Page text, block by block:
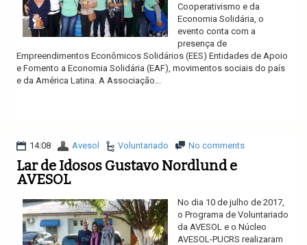
Cooperativismo e da
Economia Solidária, o
evento conta com a
presença de
Empreendimentos Econômicos Solidários (EES) Entidades de Apoio
e Fomento a Economia Solidária (EAF), movimentos sociais do país
e da América Latina. A Associação...
14:08 Avesol Voluntariado No comments
Lar de Idosos Gustavo Nordlund e
AVESOL
No dia 10 de julho de 2017,
o Programa de Voluntariado
da AVESOL e o Núcleo
AVESOL-PUCRS realizaram